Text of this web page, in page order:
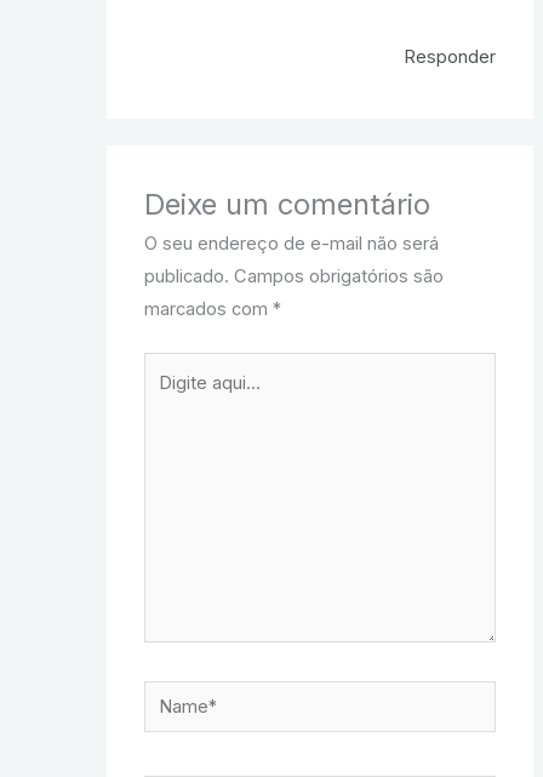
Responder
Deixe um comentário
O seu endereço de e-mail não será
publicado. Campos obrigatórios são
marcados com*
aqui...
Name*